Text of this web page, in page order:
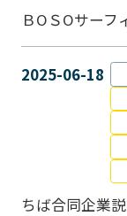
ＢОＳОサーフ
2025-06-18
ちば合同企業